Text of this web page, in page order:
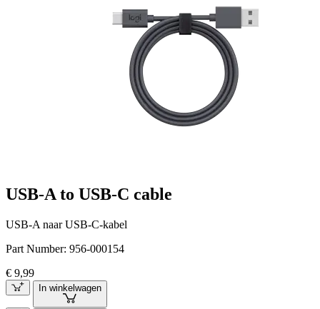
USB-A to USB-C cable
USB-A naar USB-C-kabel
Part Number: 956-000154
€ 9,99
In winkelwagen